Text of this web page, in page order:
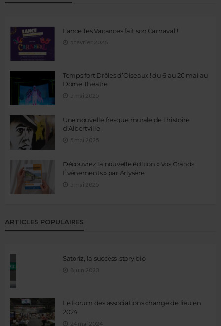
Lance Tes Vacances fait son Carnaval !
5 février 2026
Temps fort Drôles d’Oiseaux ! du 6 au 20 mai au
Dôme Théâtre
5 mai 2025
Une nouvelle fresque murale de l’histoire
d’Albertville
5 mai 2025
Découvrez la nouvelle édition « Vos Grands
Événements » par Arlysère
5 mai 2025
ARTICLES POPULAIRES
Satoriz, la success-story bio
8 juin 2023
Le Forum des associations change de lieu en
2024
24 mai 2024